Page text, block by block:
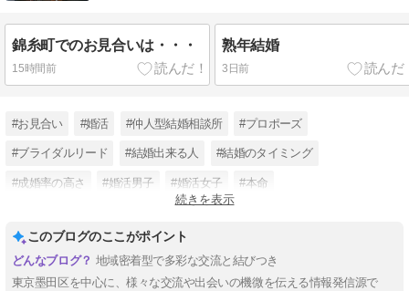
錦糸町でのお見合いは・・・
15時間前
熟年結婚
3日前
#お見合い #婚活 #仲人型結婚相談所 #プロポーズ
#ブライダルリード #結婚出来る人 #結婚のタイミング
#成婚率の高さ #婚活男子 #婚活女子 #本命
続きを表示
このブログのここがポイント
地域密着型で多彩な交流と結びつき
東京墨田区を中心に、様々な交流や出会いの機微を伝える情報発信源で